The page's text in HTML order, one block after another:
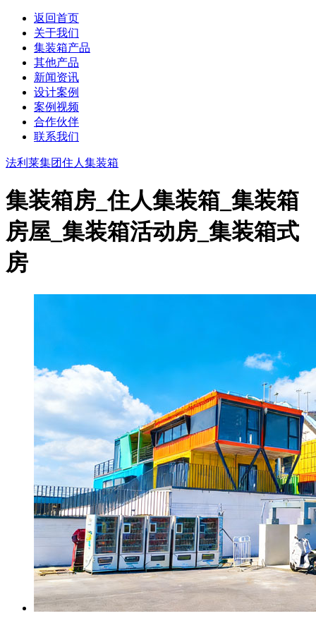
返回首页
关于我们
集装箱产品
其他产品
新闻资讯
设计案例
案例视频
合作伙伴
联系我们
法利莱集团住人集装箱
集装箱房_住人集装箱_集装箱
房屋_集装箱活动房_集装箱式
房